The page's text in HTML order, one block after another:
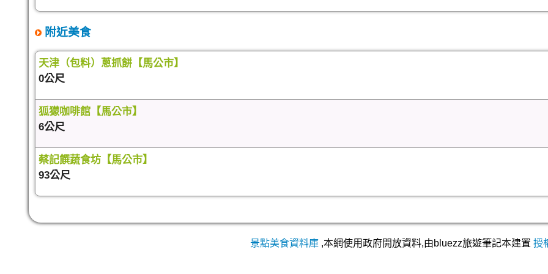
附近美食
天津（包料）蔥抓餅【馬公市】
0公尺
狐獴咖啡館【馬公市】
6公尺
蔡記饌蔬食坊【馬公市】
93公尺
景點美食資料庫,本網使用政府開放資料,由bluezz旅遊筆記本建置 授